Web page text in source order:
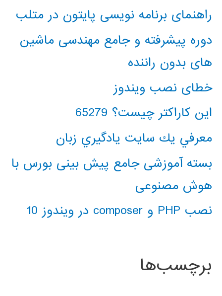
راهنمای برنامه نویسی پایتون در متلب
دوره پیشرفته و جامع مهندسی ماشین
های بدون راننده
خطای نصب ویندوز
این کاراکتر چیست؟ 65279
معرفي يك سايت يادگيري زبان
بسته آموزشی جامع پیش بینی بورس با
هوش مصنوعی
نصب PHP و composer در ویندوز 10
برچسب‌ها